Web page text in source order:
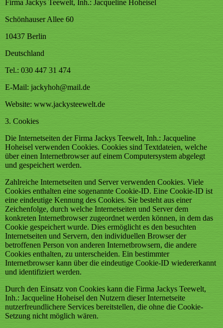
Firma Jackys Teewelt, Inh.: Jacqueline Hoheisel
Schönhauser Allee 60
10437 Berlin
Deutschland
Tel.: 030 447 31 474
E-Mail: jackyhoh@mail.de
Website: www.jackysteewelt.de
3. Cookies
Die Internetseiten der Firma Jackys Teewelt, Inh.: Jacqueline
Hoheisel verwenden Cookies. Cookies sind Textdateien, welche
über einen Internetbrowser auf einem Computersystem abgelegt
und gespeichert werden.
Zahlreiche Internetseiten und Server verwenden Cookies. Viele
Cookies enthalten eine sogenannte Cookie-ID. Eine Cookie-ID ist
eine eindeutige Kennung des Cookies. Sie besteht aus einer
Zeichenfolge, durch welche Internetseiten und Server dem
konkreten Internetbrowser zugeordnet werden können, in dem das
Cookie gespeichert wurde. Dies ermöglicht es den besuchten
Internetseiten und Servern, den individuellen Browser der
betroffenen Person von anderen Internetbrowsern, die andere
Cookies enthalten, zu unterscheiden. Ein bestimmter
Internetbrowser kann über die eindeutige Cookie-ID wiedererkannt
und identifiziert werden.
Durch den Einsatz von Cookies kann die Firma Jackys Teewelt,
Inh.: Jacqueline Hoheisel den Nutzern dieser Internetseite
nutzerfreundlichere Services bereitstellen, die ohne die Cookie-
Setzung nicht möglich wären.